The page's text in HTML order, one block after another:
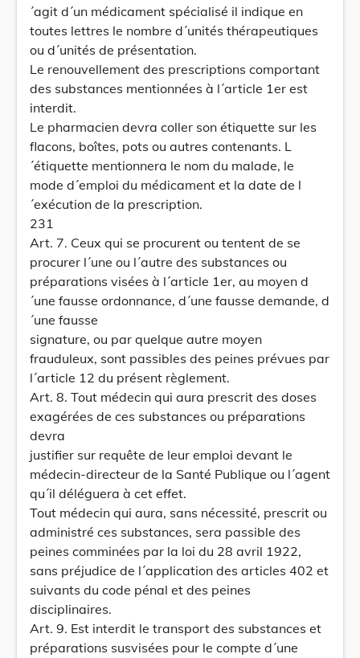
´agit d´un médicament spécialisé il indique en
toutes lettres le nombre d´unités thérapeutiques
ou d´unités de présentation.
Le renouvellement des prescriptions comportant
des substances mentionnées à l´article 1er est
interdit.
Le pharmacien devra coller son étiquette sur les
flacons, boîtes, pots ou autres contenants. L
´étiquette mentionnera le nom du malade, le
mode d´emploi du médicament et la date de l
´exécution de la prescription.
231
Art. 7. Ceux qui se procurent ou tentent de se
procurer l´une ou l´autre des substances ou
préparations visées à l´article 1er, au moyen d
´une fausse ordonnance, d´une fausse demande, d
´une fausse
signature, ou par quelque autre moyen
frauduleux, sont passibles des peines prévues par
l´article 12 du présent règlement.
Art. 8. Tout médecin qui aura prescrit des doses
exagérées de ces substances ou préparations
devra
justifier sur requête de leur emploi devant le
médecin-directeur de la Santé Publique ou l´agent
qu´il déléguera à cet effet.
Tout médecin qui aura, sans nécessité, prescrit ou
administré ces substances, sera passible des
peines comminées par la loi du 28 avril 1922,
sans préjudice de l´application des articles 402 et
suivants du code pénal et des peines
disciplinaires.
Art. 9. Est interdit le transport des substances et
préparations susvisées pour le compte d´une